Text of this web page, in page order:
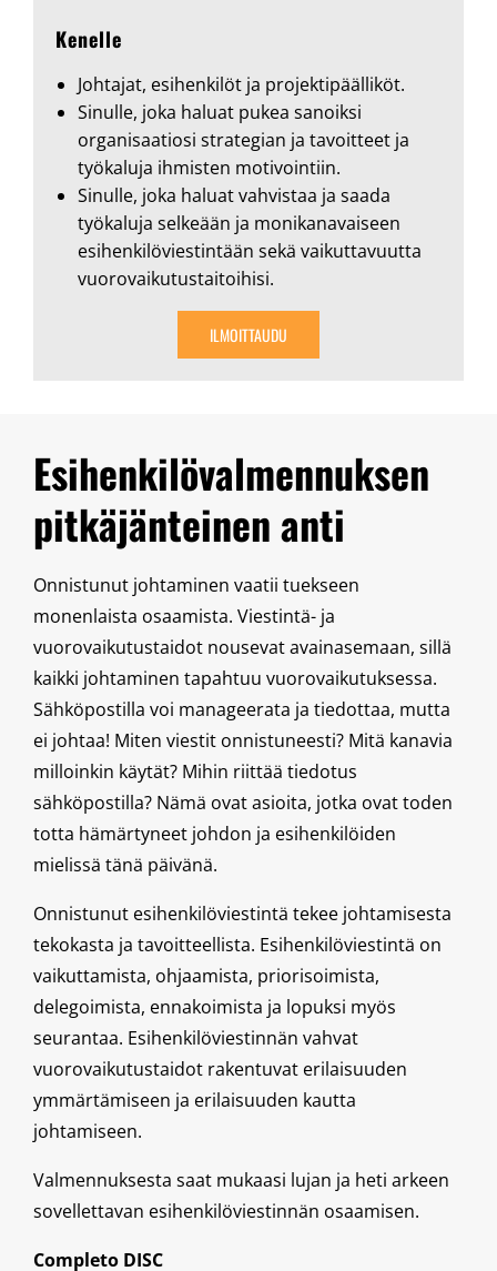
Kenelle
Johtajat, esihenkilöt ja projektipäälliköt.
Sinulle, joka haluat pukea sanoiksi
organisaatiosi strategian ja tavoitteet ja
työkaluja ihmisten motivointiin.
Sinulle, joka haluat vahvistaa ja saada
työkaluja selkeään ja monikanavaiseen
esihenkilöviestintään sekä vaikuttavuutta
vuorovaikutustaitoihisi.
ILMOITTAUDU
Esihenkilövalmennuksen
pitkäjänteinen anti
Onnistunut johtaminen vaatii tuekseen
monenlaista osaamista. Viestintä- ja
vuorovaikutustaidot nousevat avainasemaan, sillä
kaikki johtaminen tapahtuu vuorovaikutuksessa.
Sähköpostilla voi manageerata ja tiedottaa, mutta
ei johtaa! Miten viestit onnistuneesti? Mitä kanavia
milloinkin käytät? Mihin riittää tiedotus
sähköpostilla? Nämä ovat asioita, jotka ovat toden
totta hämärtyneet johdon ja esihenkilöiden
mielissä tänä päivänä.
Onnistunut esihenkilöviestintä tekee johtamisesta
tekokasta ja tavoitteellista. Esihenkilöviestintä on
vaikuttamista, ohjaamista, priorisoimista,
delegoimista, ennakoimista ja lopuksi myös
seurantaa. Esihenkilöviestinnän vahvat
vuorovaikutustaidot rakentuvat erilaisuuden
ymmärtämiseen ja erilaisuuden kautta
johtamiseen.
Valmennuksesta saat mukaasi lujan ja heti arkeen
sovellettavan esihenkilöviestinnän osaamisen.
Completo DISC